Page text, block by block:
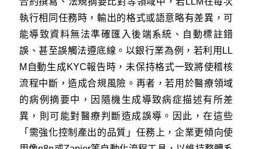
執行相同任務時，輸出的格式或語意略有差異，可
能導致資料無法準確匯入後端系統、自動標註錯
誤、甚至誤觸法遵底線。以銀行業為例，若利用LL
M自動生成KYC報告時，未保持格式一致將使稽核
流程中斷，造成合規風險。再者，若用於醫療領域
的病例摘要中，因隨機生成導致病症描述有所差
異，則可能對醫療判斷造成誤導。因此，在這些
「需強化控制產出的品質」任務上，企業更傾向使